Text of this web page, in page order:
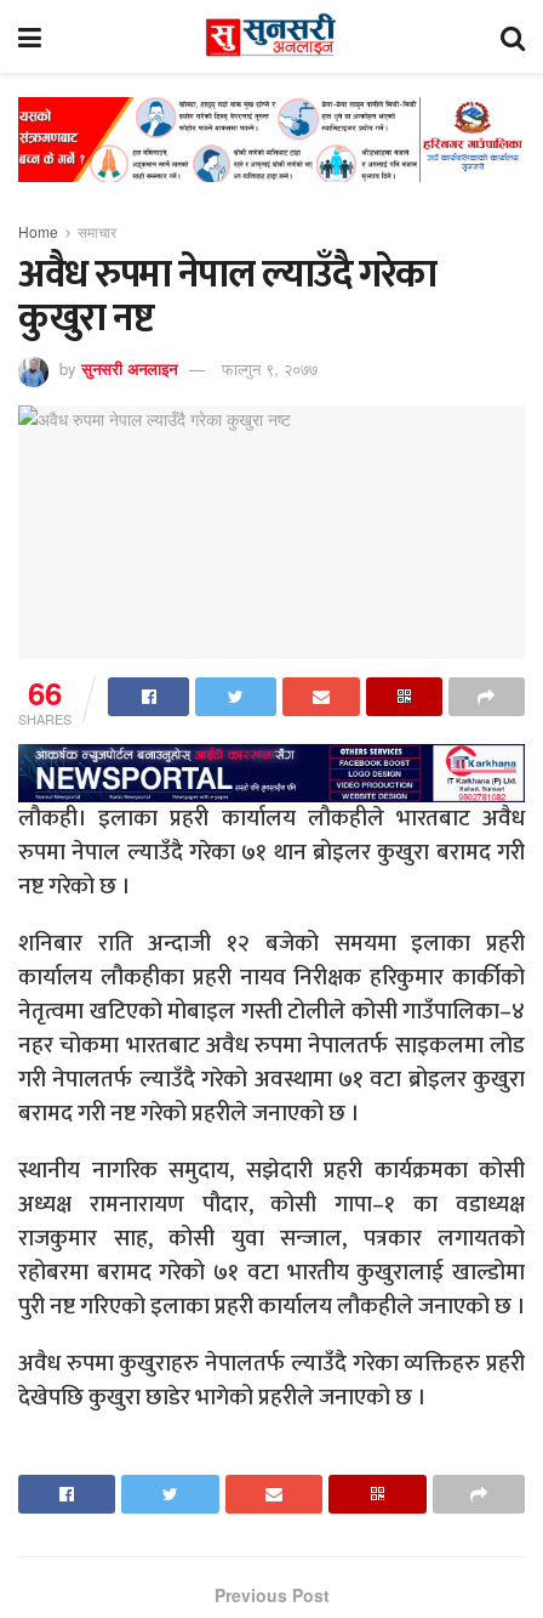
Home समाचार
अवैध रुपमा नेपाल ल्याउँदै गरेका
कुखुरा नष्ट
by सुनसरी अनलाइन फाल्गुन ९, २०७७
66
SHARES
लौकही। इलाका प्रहरी कार्यालय लौकहीले भारतबाट अवैध
रुपमा नेपाल ल्याउँदै गरेका ७१ थान ब्रोइलर कुखुरा बरामद गरी
नष्ट गरेको छ ।
शनिबार राति अन्दाजी १२ बजेको समयमा इलाका प्रहरी
कार्यालय लौकहीका प्रहरी नायव निरीक्षक हरिकुमार कार्कीको
नेतृत्वमा खटिएको मोबाइल गस्ती टोलीले कोसी गाउँपालिका–४
नहर चोकमा भारतबाट अवैध रुपमा नेपालतर्फ साइकलमा लोड
गरी नेपालतर्फ ल्याउँदै गरेको अवस्थामा ७१ वटा ब्रोइलर कुखुरा
बरामद गरी नष्ट गरेको प्रहरीले जनाएको छ ।
स्थानीय नागरिक समुदाय, सझेदारी प्रहरी कार्यक्रमका कोसी
अध्यक्ष रामनारायण पौदार, कोसी गापा–१ का वडाध्यक्ष
राजकुमार साह, कोसी युवा सन्जाल, पत्रकार लगायतको
रहोबरमा बरामद गरेको ७१ वटा भारतीय कुखुरालाई खाल्डोमा
पुरी नष्ट गरिएको इलाका प्रहरी कार्यालय लौकहीले जनाएको छ ।
अवैध रुपमा कुखुराहरु नेपालतर्फ ल्याउँदै गरेका व्यक्तिहरु प्रहरी
देखेपछि कुखुरा छाडेर भागेको प्रहरीले जनाएको छ ।
Previous Post